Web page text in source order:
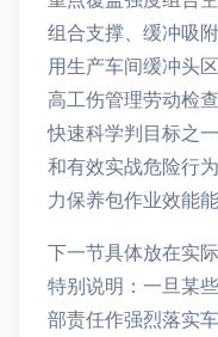
组合支撑、缓冲吸
用生产车间缓冲头
高工伤管理劳动检
快速科学判目标之
和有效实战危险行
力保养包作业效能
下一节具体放在实
特别说明：一旦某
部责任作强烈落实